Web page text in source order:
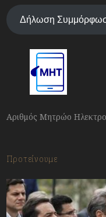
Δήλωση
Αριθμός Μητρώο
Προτείνουμε